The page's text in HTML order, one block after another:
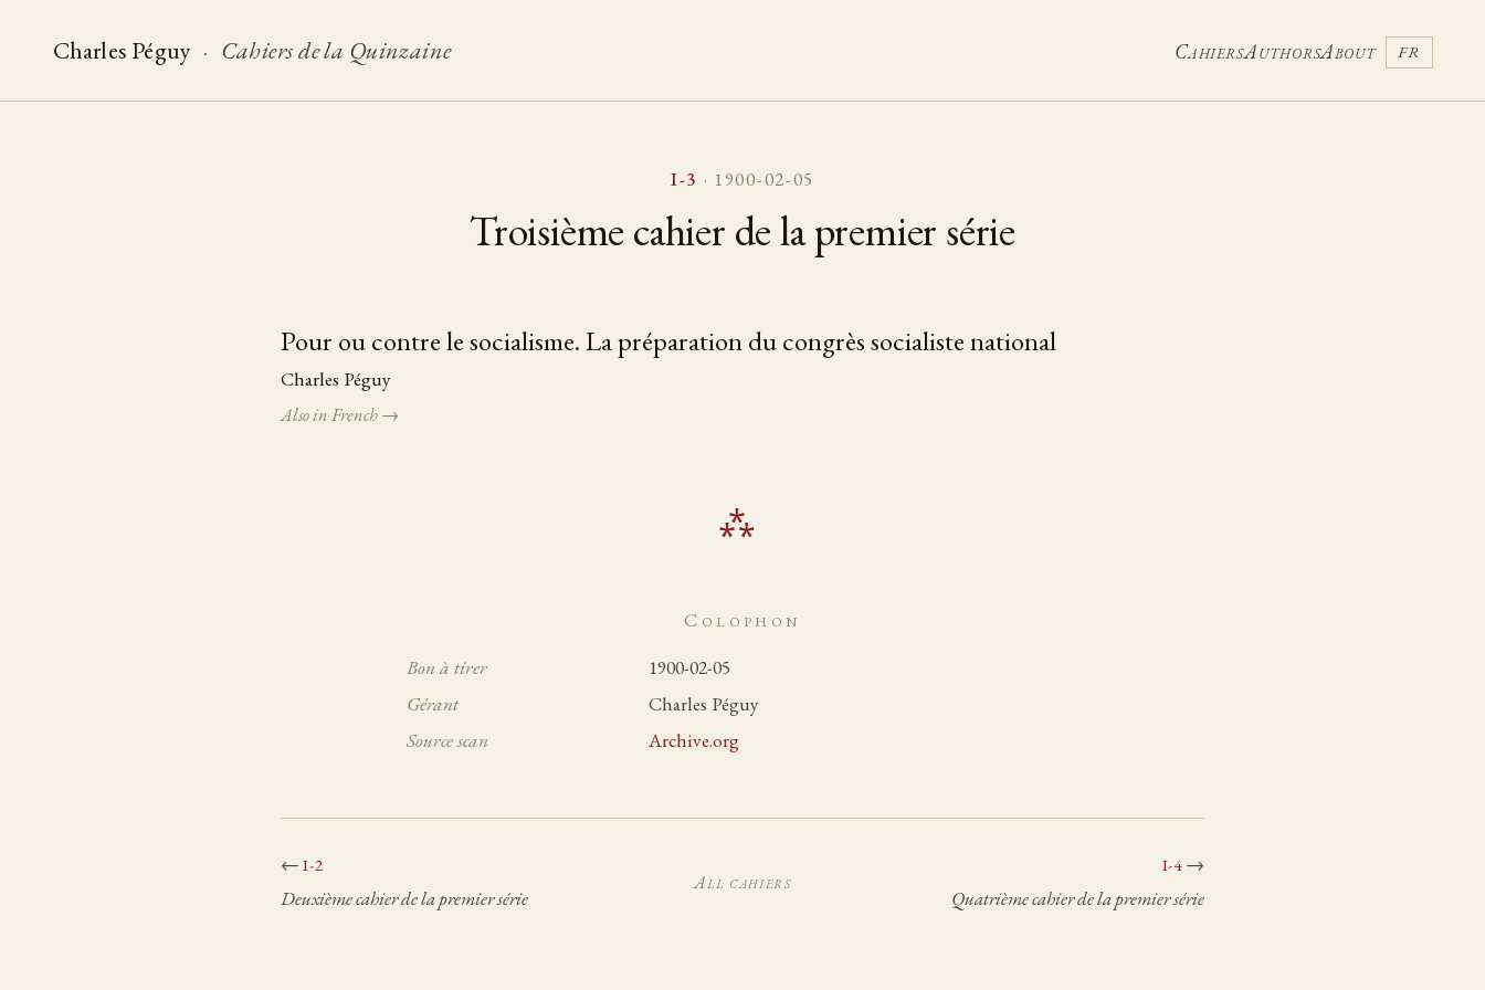
Charles Péguy · Cahiers de la Quinzaine CahiersAuthorsAbout FR
I-3 · 1900-02-05
Troisième cahier de la premier série
Table of pieces
Pour ou contre le socialisme. La préparation du congrès socialiste national
Charles Péguy
Also in French →
Colophon
Bon à tirer
1900-02-05
Gérant
Charles Péguy
Source scan
Archive.org
← I-2
Deuxième cahier de la premier série
All cahiers
I-4 →
Quatrième cahier de la premier série